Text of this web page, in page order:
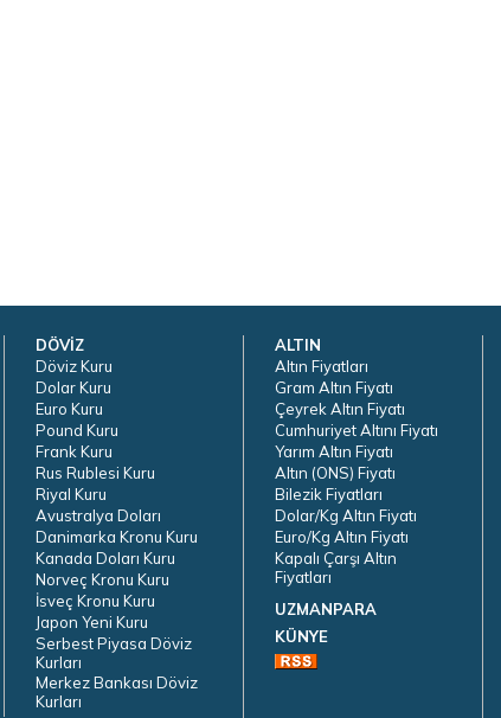
DÖVİZ
Döviz Kuru
Dolar Kuru
Euro Kuru
Pound Kuru
Frank Kuru
Rus Rublesi Kuru
Riyal Kuru
Avustralya Doları
Danimarka Kronu Kuru
Kanada Doları Kuru
Norveç Kronu Kuru
İsveç Kronu Kuru
Japon Yeni Kuru
Serbest Piyasa Döviz
Kurları
Merkez Bankası Döviz
Kurları
ALTIN
Altın Fiyatları
Gram Altın Fiyatı
Çeyrek Altın Fiyatı
Cumhuriyet Altını Fiyatı
Yarım Altın Fiyatı
Altın (ONS) Fiyatı
Bilezik Fiyatları
Dolar/Kg Altın Fiyatı
Euro/Kg Altın Fiyatı
Kapalı Çarşı Altın
Fiyatları
UZMANPARA
KÜNYE